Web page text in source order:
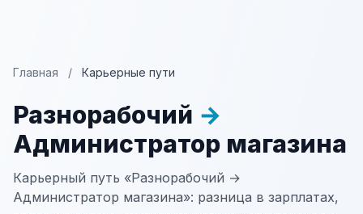
Главная / Карьерные пути
Разнорабочий →
Администратор магазина
Карьерный путь «Разнорабочий →
Администратор магазина»: разница в зарплатах,